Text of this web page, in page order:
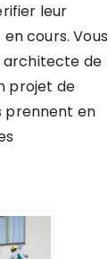
leur
cours. Vous
architecte de
projet de
prennent en